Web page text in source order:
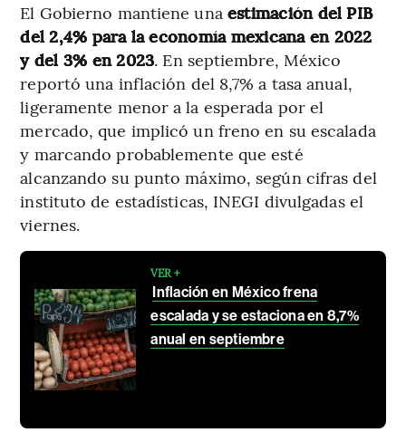
El Gobierno mantiene una estimación del PIB
del 2,4% para la economía mexicana en 2022
y del 3% en 2023. En septiembre, México
reportó una inflación del 8,7% a tasa anual,
ligeramente menor a la esperada por el
mercado, que implicó un freno en su escalada
y marcando probablemente que esté
alcanzando su punto máximo, según cifras del
instituto de estadísticas, INEGI divulgadas el
viernes.
VER +
Inflación en México frena
escalada y se estaciona en 8,7%
anual en septiembre